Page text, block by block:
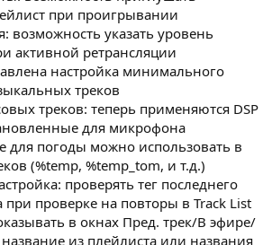
при проигрывании
возможность указать уровень
активной ретрансляции
настройка минимального
треков
треков: теперь применяются DSP
для микрофона
для погоды можно использовать в
(%temp, %temp_tom, и т.д.)
проверять тег последнего
при проверке на повторы в Track List
в окнах Пред. трек/В эфире/
из плейлиста или названия